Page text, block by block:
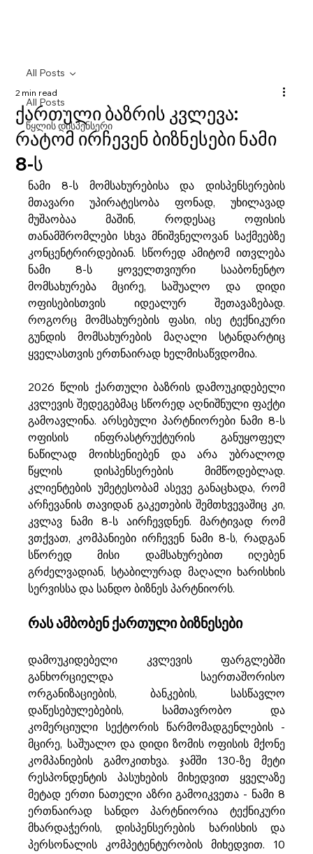
All Posts
წყლის დისპენსერი
All Posts
ქართული ბაზრის კვლევა:
რატომ ირჩევენ ბიზნესები ნამი
8-ს
2 min read
ნამი 8-ს მომსახურებისა და დისპენსერების
მთავარი უპირატესობა ფონად, უხილავად
მუშაობაა მაშინ, როდესაც ოფისის
თანამშრომლები სხვა მნიშვნელოვან საქმეებზე
კონცენტრირდებიან. სწორედ ამიტომ ითვლება
ნამი 8-ს ყოველთვიური სააბონენტო
მომსახურება მცირე, საშუალო და დიდი
ოფისებისთვის იდეალურ შეთავაზებად.
როგორც მომსახურების ფასი, ისე ტექნიკური
გუნდის მომსახურების მაღალი სტანდარტიც
ყველასთვის ერთნაირად ხელმისაწვდომია.
2026 წლის ქართული ბაზრის დამოუკიდებელი
კვლევის შედეგებმაც სწორედ აღნიშნული ფაქტი
გამოავლინა. არსებული პარტნიორები ნამი 8-ს
ოფისის ინფრასტრუქტურის განუყოფელ
ნაწილად მოიხსენიებენ და არა უბრალოდ
წყლის დისპენსერების მიმწოდებლად.
კლიენტების უმეტესობამ ასევე განაცხადა, რომ
არჩევანის თავიდან გაკეთების შემთხვევაშიც კი,
კვლავ ნამი 8-ს აირჩევდნენ. მარტივად რომ
ვთქვათ, კომპანიები ირჩევენ ნამი 8-ს, რადგან
სწორედ მისი დამსახურებით იღებენ
გრძელვადიან, სტაბილურად მაღალი ხარისხის
სერვისსა და სანდო ბიზნეს პარტნიორს.
რას ამბობენ ქართული ბიზნესები
დამოუკიდებელი კვლევის ფარგლებში
განხორციელდა საერთაშორისო
ორგანიზაციების, ბანკების, სასწავლო
დაწესებულებების, სამთავრობო და
კომერციული სექტორის წარმომადგენლების -
მცირე, საშუალო და დიდი ზომის ოფისის მქონე
კომპანიების გამოკითხვა. ჯამში 130-ზე მეტი
რესპონდენტის პასუხების მიხედვით ყველაზე
მეტად ერთი ნათელი აზრი გამოიკვეთა - ნამი 8
ერთნაირად სანდო პარტნიორია ტექნიკური
მხარდაჭერის, დისპენსერების ხარისხის და
პერსონალის კომპეტენტურობის მიხედვით. 10